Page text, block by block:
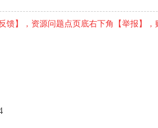
馈】，资源问题点页底右下角【举报】